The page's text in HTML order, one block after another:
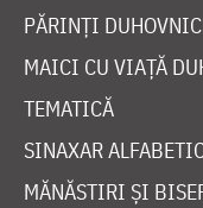
PĂRINȚI
MAICI CU VIAȚĂ
TEMATICĂ
SINAXAR
MĂNĂSTIRI ȘI